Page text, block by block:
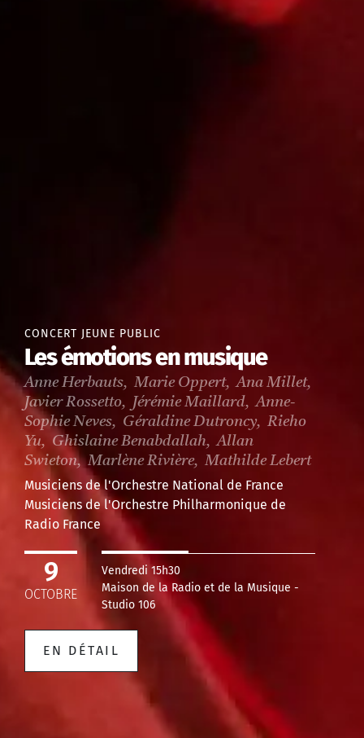
CONCERT JEUNE PUBLIC
Les émotions en musique
Anne Herbauts, Marie Oppert, Ana Millet,
Javier Rossetto, Jérémie Maillard, Anne-
Sophie Neves, Géraldine Dutroncy, Rieho
Yu, Ghislaine Benabdallah, Allan
Swieton, Marlène Rivière, Mathilde Lebert
Musiciens de l'Orchestre National de France
Musiciens de l'Orchestre Philharmonique de
Radio France
9
OCTOBRE
Vendredi 15h30
Maison de la Radio et de la Musique -
Studio 106
EN DÉTAIL